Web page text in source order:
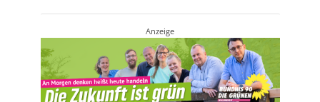
Anzeige